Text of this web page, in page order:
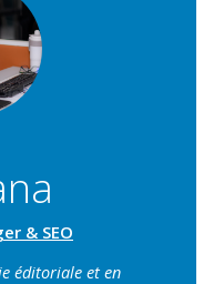
& SEO
éditoriale et en